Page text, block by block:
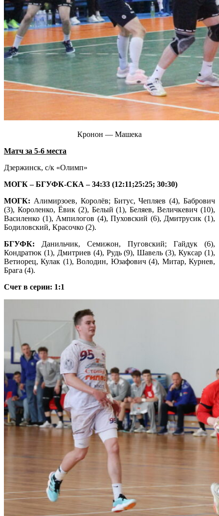
Кронон — Машека
Матч за 5-6 места
Дзержинск, с/к «Олимп»
МОГК – БГУФК-СКА – 34:33 (12:11;25:25; 30:30)
МОГК: Алимирзоев, Королёв; Битус, Чепляев (4), Бабрович
(3), Короленко, Ёвик (2), Белый (1), Беляев, Величкевич (10),
Василенко (1), Ампилогов (4), Пуховский (6), Дмитрусик (1),
Бодиловский, Красочко (2).
БГУФК: Данильчик, Семижон, Пуговский; Гайдук (6),
Кондратюк (1), Дмитриев (4), Рудь (9), Шавель (3), Куксар (1),
Ветиорец, Кулак (1), Володин, Юзафович (4), Митар, Курнев,
Брага (4).
Счет в серии: 1:1